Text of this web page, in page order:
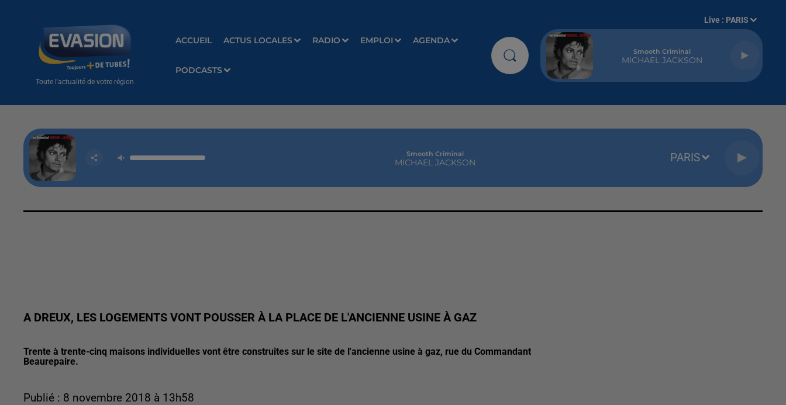
Toute l'actualité de votre région
ACCUEIL ACTUS LOCALES RADIO EMPLOI AGENDA
PODCASTS
Live : PARIS
Smooth Criminal
MICHAEL JACKSON
Smooth Criminal
MICHAEL JACKSON PARIS
A DREUX, LES LOGEMENTS VONT POUSSER À LA PLACE DE L'ANCIENNE USINE À GAZ
Trente à trente-cinq maisons individuelles vont être construites sur le site de l'ancienne usine à gaz, rue du Commandant
Beaurepaire.
Publié : 8 novembre 2018 à 13h58